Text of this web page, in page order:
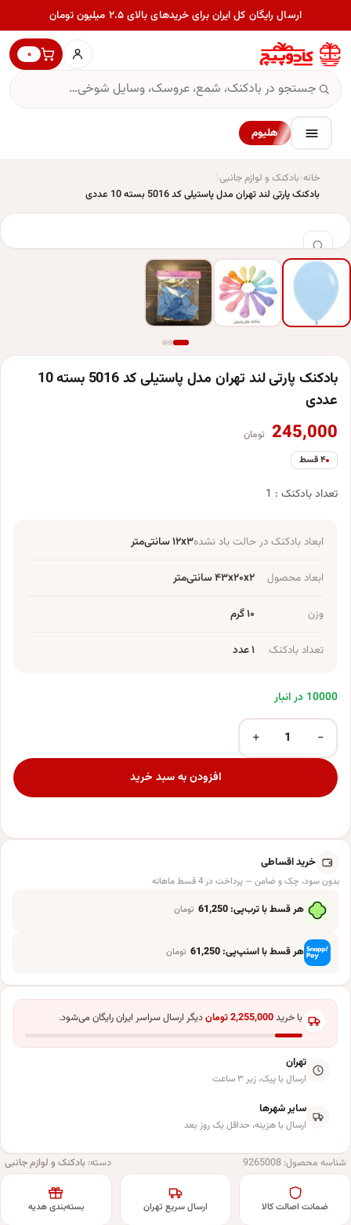
ارسال رایگان کل ایران برای خریدهای بالای ۲.۵ میلیون تومان
۰
هلیوم
خانه بادکنک و لوازم جانبی
بادکنک پارتی لند تهران مدل پاستیلی کد 5016 بسته 10 عددی
بادکنک پارتی لند تهران مدل پاستیلی کد 5016 بسته 10
عددی
245,000 تومان
۴ قسط
تعداد بادکنک : 1
ابعاد بادکنک در حالت باد نشده۱۲x۳ سانتی‌متر
ابعاد محصول ۴۳x۲۰x۲ سانتی‌متر
وزن ۱۰ گرم
تعداد بادکنک ۱ عدد
10000 در انبار
بادکنک پارتی لند تهران مدل پاستیلی کد 5016 بسته 10 عددی عدد
−
+
افزودن به سبد خرید
خرید اقساطی
بدون سود، چک و ضامن — پرداخت در 4 قسط ماهانه
هر قسط با ترب‌پی:61,250 تومان
هر قسط با اسنپ‌پی:61,250 تومان
با خرید2,255,000توماندیگر ارسال سراسر ایران رایگان می‌شود.
تهران
ارسال با پیک، زیر ۳ ساعت
سایر شهرها
ارسال با هزینه، حداقل یک روز بعد
شناسه محصول: 9265008 دسته: بادکنک و لوازم جانبی
ضمانت اصالت کالا ارسال سریع تهران بسته‌بندی هدیه